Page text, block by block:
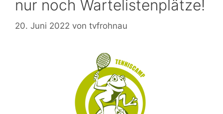
nur noch Wartelistenplätze!
20. Juni 2022 von tvfrohnau